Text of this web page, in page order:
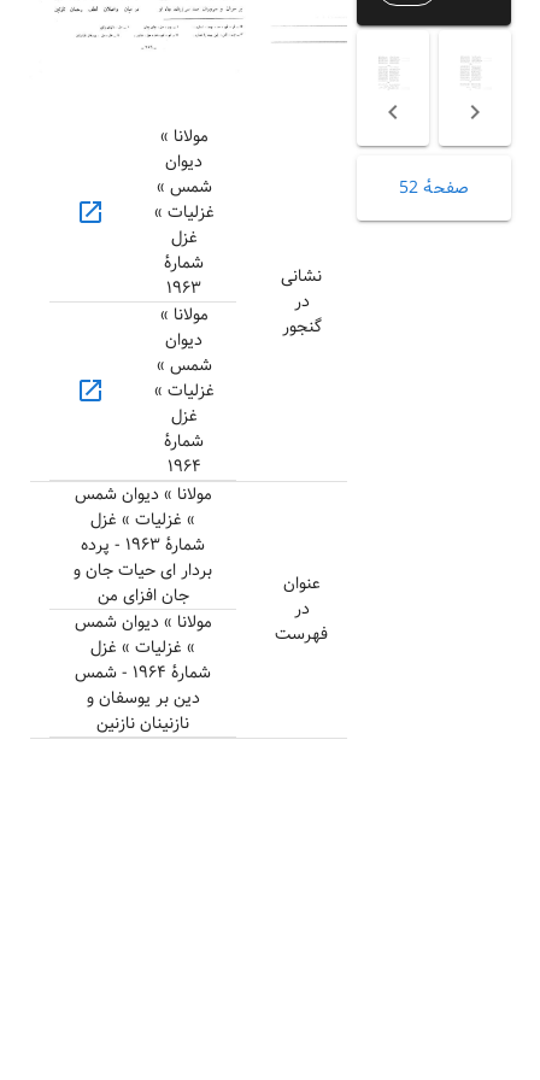
صفحهٔ 52
نشانی
در
گنجور
مولانا »
دیوان
شمس »
غزلیات »
غزل
شمارهٔ
۱۹۶۳
open_in_new
مولانا »
دیوان
شمس »
غزلیات »
غزل
شمارهٔ
۱۹۶۴
open_in_new
عنوان
در
فهرست
مولانا » دیوان شمس
» غزلیات » غزل
شمارهٔ ۱۹۶۳ - پرده
بردار ای حیات جان و
جان افزای من
مولانا » دیوان شمس
» غزلیات » غزل
شمارهٔ ۱۹۶۴ - شمس
دین بر یوسفان و
نازنینان نازنین